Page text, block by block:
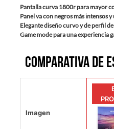
Pantalla curva 1800r para mayor
Panel va con negros más intensos
Elegante diseño curvo y de perfil
Game mode para una experiencia
Comparativa de
Imagen